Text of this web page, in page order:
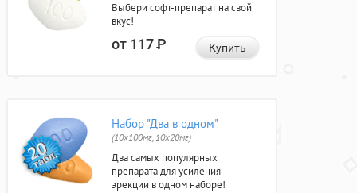
Выбери софт-препарат на свой
вкус!
от 117Р Купить
Набор "Два в одном"
(10x100мг, 10x20мг)
Два самых популярных
препарата для усиления
эрекции в одном наборе!